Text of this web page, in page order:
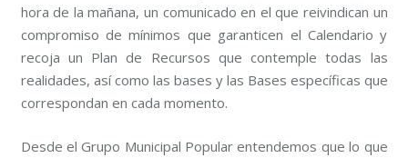
hora de la mañana, un comunicado en el que reivindican un
compromiso de mínimos que garanticen el Calendario y
recoja un Plan de Recursos que contemple todas las
realidades, así como las bases y las Bases específicas que
correspondan en cada momento.
Desde el Grupo Municipal Popular entendemos que lo que